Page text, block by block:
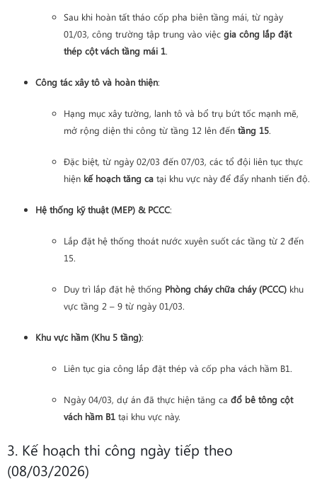
Sau khi hoàn tất tháo cốp pha biên tầng mái, từ ngày
01/03, công trường tập trung vào việc gia công lắp đặt
thép cột vách tầng mái 1.
Công tác xây tô và hoàn thiện:
Hạng mục xây tường, lanh tô và bổ trụ bứt tốc mạnh mẽ,
mở rộng diện thi công từ tầng 12 lên đến tầng 15.
Đặc biệt, từ ngày 02/03 đến 07/03, các tổ đội liên tục thực
hiện kế hoạch tăng ca tại khu vực này để đẩy nhanh tiến độ.
Hệ thống kỹ thuật (MEP) & PCCC:
Lắp đặt hệ thống thoát nước xuyên suốt các tầng từ 2 đến
15.
Duy trì lắp đặt hệ thống Phòng cháy chữa cháy (PCCC) khu
vực tầng 2 – 9 từ ngày 01/03.
Khu vực hầm (Khu 5 tầng):
Liên tục gia công lắp đặt thép và cốp pha vách hầm B1.
Ngày 04/03, dự án đã thực hiện tăng ca đổ bê tông cột
vách hầm B1 tại khu vực này.
3. Kế hoạch thi công ngày tiếp theo
(08/03/2026)